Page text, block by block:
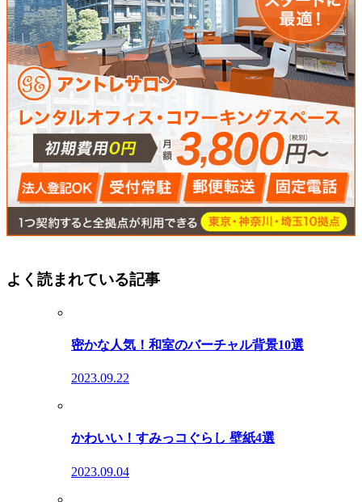
よく読まれている記事
密かな人気！和室のバーチャル背景10選
2023.09.22
かわいい！すみっコぐらし 壁紙4選
2023.09.04